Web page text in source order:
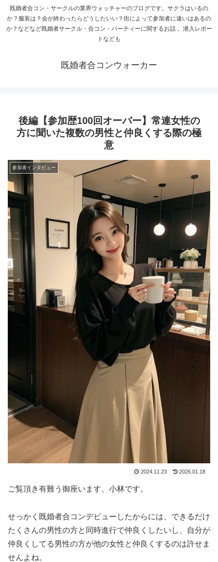
既婚者合コン・サークルの業界ウォッチャーのブログです。サクラはいるの
か？服装は？会が終わったらどうしたいい？街によって参加者に違いはあるの
か？などなど既婚者サークル・合コン・パーティーに関するお話 。潜入レポー
トなども
既婚者合コンウォーカー
後編【参加歴100回オーバー】常連女性の
方に聞いた複数の男性と仲良くする際の極
意
参加者インタビュー
2024.11.23 2026.01.18
ご覧頂き有難う御座います、小林です。
せっかく既婚者合コンデビューしたからには、できるだけ
たくさんの男性の方と同時進行で仲良くしたいし、自分が
仲良くしてる男性の方が他の女性と仲良くするのは許せま
せんよね。